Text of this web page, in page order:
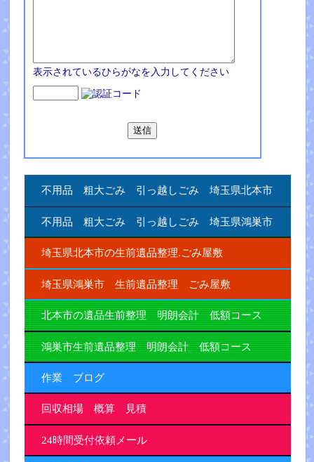
表示されているひらがなを入力してください
不用品 粗大ごみ 引っ越しごみ 埼玉県北本市
不用品 粗大ごみ 引っ越しごみ 埼玉県鴻巣市
埼玉県北本市の生前遺品整理.ごみ屋敷
埼玉県鴻巣市 生前遺品整理 ごみ屋敷
北本市の遺品生前整理 明朗会計 低額コース
鴻巣市生前遺品整理 明朗会計 低額コース
作業 ブログ
回収相場 概算 見積
24時間受付依頼メール